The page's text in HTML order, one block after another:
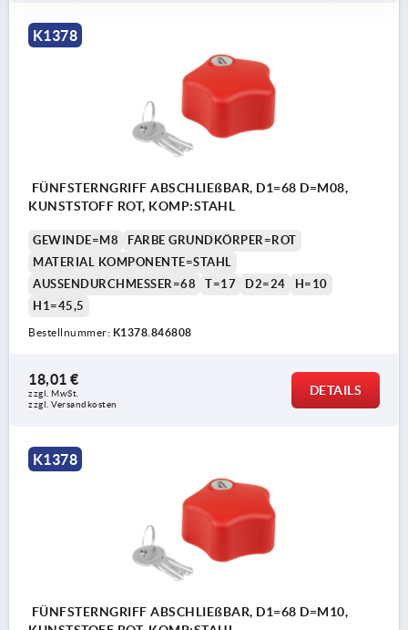
K1378
FÜNFSTERNGRIFF ABSCHLIEßBAR, D1=68 D=M08,
KUNSTSTOFF ROT, KOMP:STAHL
GEWINDE=M8
FARBE GRUNDKÖRPER=ROT
MATERIAL KOMPONENTE=STAHL
AUSSENDURCHMESSER=68
T=17 D2=24
H=10
H1=45,5
Bestellnummer: K1378.846808
18,01 €
zzgl. MwSt.
zzgl. Versandkosten
DETAILS
K1378
FÜNFSTERNGRIFF ABSCHLIEßBAR, D1=68 D=M10,